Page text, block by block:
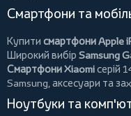
Смартфони та
Купити смартфони Apple
Широкий вибір Samsung
Смартфони Xiaomiсерій
Samsung, аксесуари та
Ноутбуки та